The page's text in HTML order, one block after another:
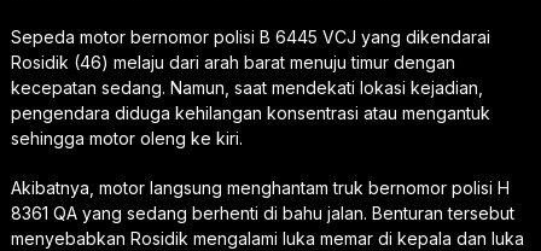
Sepeda motor bernomor polisi B 6445 VCJ yang dikendarai
Rosidik (46) melaju dari arah barat menuju timur dengan
kecepatan sedang. Namun, saat mendekati lokasi kejadian,
pengendara diduga kehilangan konsentrasi atau mengantuk
sehingga motor oleng ke kiri.
Akibatnya, motor langsung menghantam truk bernomor polisi H
8361 QA yang sedang berhenti di bahu jalan. Benturan tersebut
menyebabkan Rosidik mengalami luka memar di kepala dan luka